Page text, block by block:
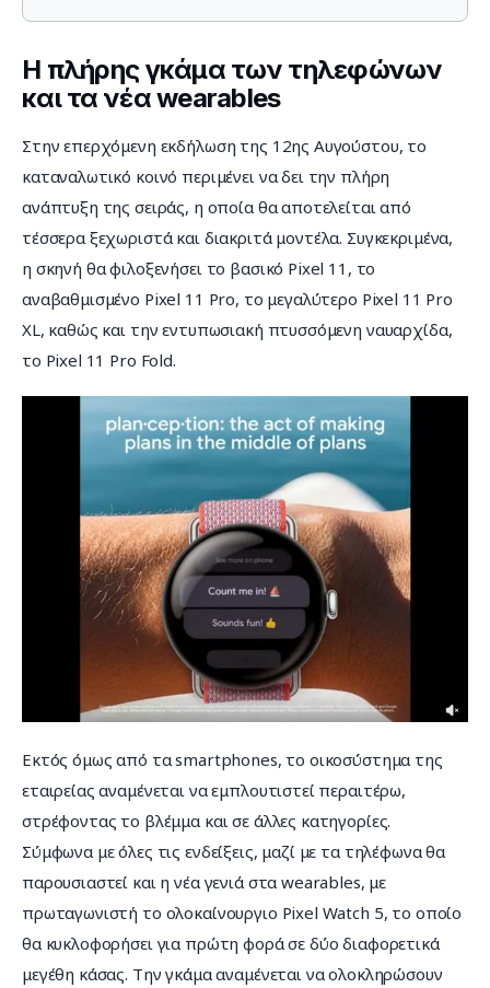
Η πλήρης γκάμα των τηλεφώνων
και τα νέα wearables
Στην επερχόμενη εκδήλωση της 12ης Αυγούστου, το
καταναλωτικό κοινό περιμένει να δει την πλήρη
ανάπτυξη της σειράς, η οποία θα αποτελείται από
τέσσερα ξεχωριστά και διακριτά μοντέλα. Συγκεκριμένα,
η σκηνή θα φιλοξενήσει το βασικό Pixel 11, το
αναβαθμισμένο Pixel 11 Pro, το μεγαλύτερο Pixel 11 Pro
XL, καθώς και την εντυπωσιακή πτυσσόμενη ναυαρχίδα,
το Pixel 11 Pro Fold.
Εκτός όμως από τα smartphones, το οικοσύστημα της
εταιρείας αναμένεται να εμπλουτιστεί περαιτέρω,
στρέφοντας το βλέμμα και σε άλλες κατηγορίες.
Σύμφωνα με όλες τις ενδείξεις, μαζί με τα τηλέφωνα θα
παρουσιαστεί και η νέα γενιά στα wearables, με
πρωταγωνιστή το ολοκαίνουργιο Pixel Watch 5, το οποίο
θα κυκλοφορήσει για πρώτη φορά σε δύο διαφορετικά
μεγέθη κάσας. Την γκάμα αναμένεται να ολοκληρώσουν